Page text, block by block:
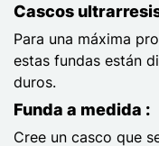
Cascos
Para una máxima
estas fundas están
duros.
Funda a medida :
Cree un casco que